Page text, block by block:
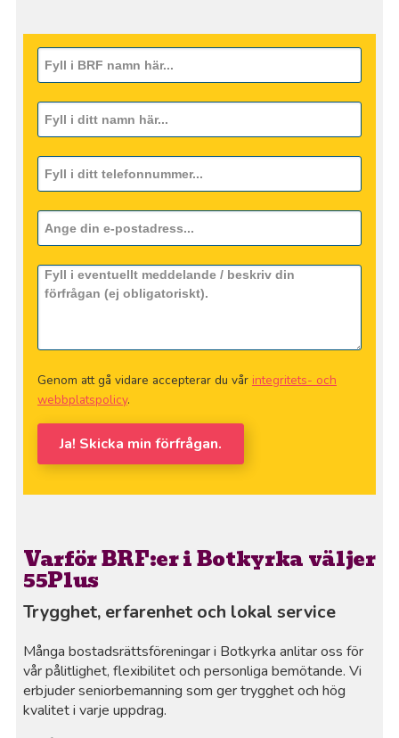
Genom att gå vidare accepterar du vår integritets- och
webbplatspolicy.
Ja! Skicka min förfrågan.
Varför BRF:er i Botkyrka väljer
55Plus
Trygghet, erfarenhet och lokal service
Många bostadsrättsföreningar i Botkyrka anlitar oss för
vår pålitlighet, flexibilitet och personliga bemötande. Vi
erbjuder seniorbemanning som ger trygghet och hög
kvalitet i varje uppdrag.